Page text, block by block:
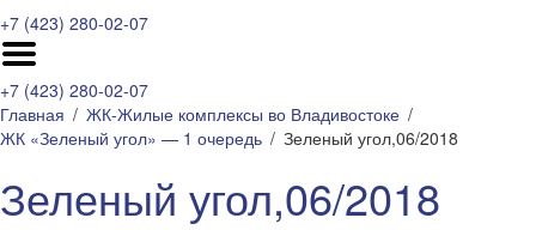
+7 (423) 280-02-07
+7 (423) 280-02-07
Главная
ЖК-Жилые комплексы во Владивостоке
ЖК «Зеленый угол» — 1 очередь
Зеленый угол,06/2018
Зеленый угол,06/2018